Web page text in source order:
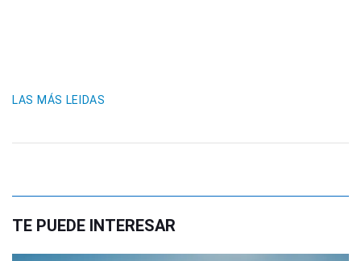
LAS MÁS LEIDAS
TE PUEDE INTERESAR